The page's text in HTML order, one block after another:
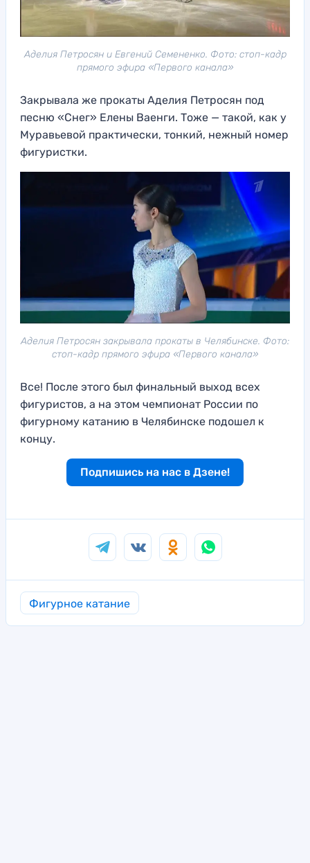
Аделия Петросян и Евгений Семененко. Фото: стоп-кадр
прямого эфира «Первого канала»
Закрывала же прокаты Аделия Петросян под
песню «Снег» Елены Ваенги. Тоже — такой, как у
Муравьевой практически, тонкий, нежный номер
фигуристки.
Аделия Петросян закрывала прокаты в Челябинске. Фото:
стоп-кадр прямого эфира «Первого канала»
Все! После этого был финальный выход всех
фигуристов, а на этом чемпионат России по
фигурному катанию в Челябинске подошел к
концу.
Подпишись на нас в Дзене!
Фигурное катание